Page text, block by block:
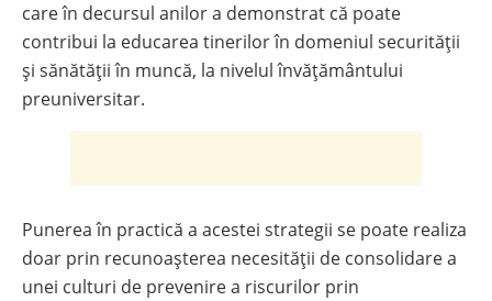
care în decursul anilor a demonstrat că poate
contribui la educarea tinerilor în domeniul securității
și sănătății în muncă, la nivelul învățământului
preuniversitar.
Punerea în practică a acestei strategii se poate realiza
doar prin recunoaşterea necesităţii de consolidare a
unei culturi de prevenire a riscurilor prin